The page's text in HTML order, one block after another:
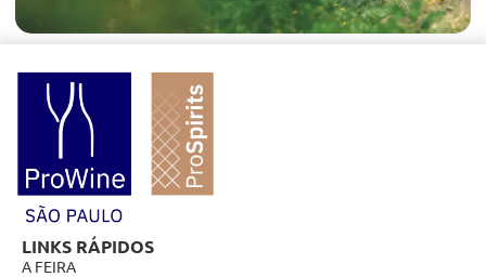
LINKS RÁPIDOS
A FEIRA